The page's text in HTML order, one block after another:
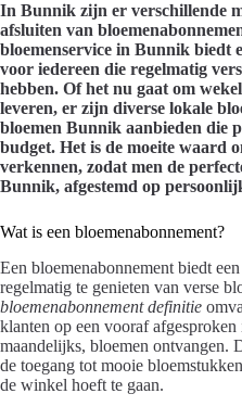
In Bunnik zijn er verschillende
afsluiten van
bloemenservice in Bunnik biedt
voor iedereen die regelmatig
hebben. Of het nu gaat om
leveren, er zijn diverse lokale
bloemen Bunnik aanbieden die
budget. Het is de moeite waard
verkennen, zodat men de
Bunnik, afgestemd op
Wat is een bloemenabonnement?
Een bloemenabonnement biedt
regelmatig te genieten van verse
bloemenabonnement definitie
klanten op een vooraf
maandelijks, bloemen ontvangen.
de toegang tot mooie
de winkel hoeft te gaan.